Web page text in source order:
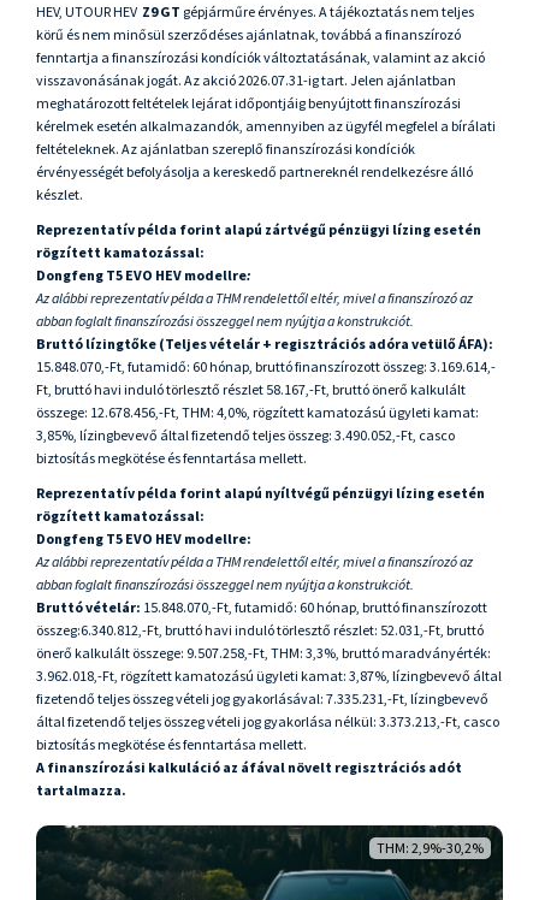
HEV, UTOUR HEV Z9 GT gépjárműre érvényes. A tájékoztatás nem teljes
körű és nem minősül szerződéses ajánlatnak, továbbá a finanszírozó
fenntartja a finanszírozási kondíciók változtatásának, valamint az akció
visszavonásának jogát. Az akció 2026.07.31-ig tart. Jelen ajánlatban
meghatározott feltételek lejárat időpontjáig benyújtott finanszírozási
kérelmek esetén alkalmazandók, amennyiben az ügyfél megfelel a bírálati
feltételeknek. Az ajánlatban szereplő finanszírozási kondíciók
érvényességét befolyásolja a kereskedő partnereknél rendelkezésre álló
készlet.
Reprezentatív példa forint alapú zártvégű pénzügyi lízing esetén
rögzített kamatozással:
Dongfeng T5 EVO HEV modellre:
Az alábbi reprezentatív példa a THM rendelettől eltér, mivel a finanszírozó az
abban foglalt finanszírozási összeggel nem nyújtja a konstrukciót.
Bruttó lízingtőke (Teljes vételár + regisztrációs adóra vetülő ÁFA):
15.848.070,-Ft, futamidő: 60 hónap, bruttó finanszírozott összeg: 3.169.614,-
Ft, bruttó havi induló törlesztő részlet 58.167,-Ft, bruttó önerő kalkulált
összege: 12.678.456,-Ft, THM: 4,0%, rögzített kamatozású ügyleti kamat:
3,85%, lízingbevevő által fizetendő teljes összeg: 3.490.052,-Ft, casco
biztosítás megkötése és fenntartása mellett.
Reprezentatív példa forint alapú nyíltvégű pénzügyi lízing esetén
rögzített kamatozással:
Dongfeng T5 EVO HEV modellre:
Az alábbi reprezentatív példa a THM rendelettől eltér, mivel a finanszírozó az
abban foglalt finanszírozási összeggel nem nyújtja a konstrukciót.
Bruttó vételár: 15.848.070,-Ft, futamidő: 60 hónap, bruttó finanszírozott
összeg:6.340.812,-Ft, bruttó havi induló törlesztő részlet: 52.031,-Ft, bruttó
önerő kalkulált összege: 9.507.258,-Ft, THM: 3,3%, bruttó maradványérték:
3.962.018,-Ft, rögzített kamatozású ügyleti kamat: 3,87%, lízingbevevő által
fizetendő teljes összeg vételi jog gyakorlásával: 7.335.231,-Ft, lízingbevevő
által fizetendő teljes összeg vételi jog gyakorlása nélkül: 3.373.213,-Ft, casco
biztosítás megkötése és fenntartása mellett.
A finanszírozási kalkuláció az áfával növelt regisztrációs adót
tartalmazza.
THM: 2,9%-30,2%